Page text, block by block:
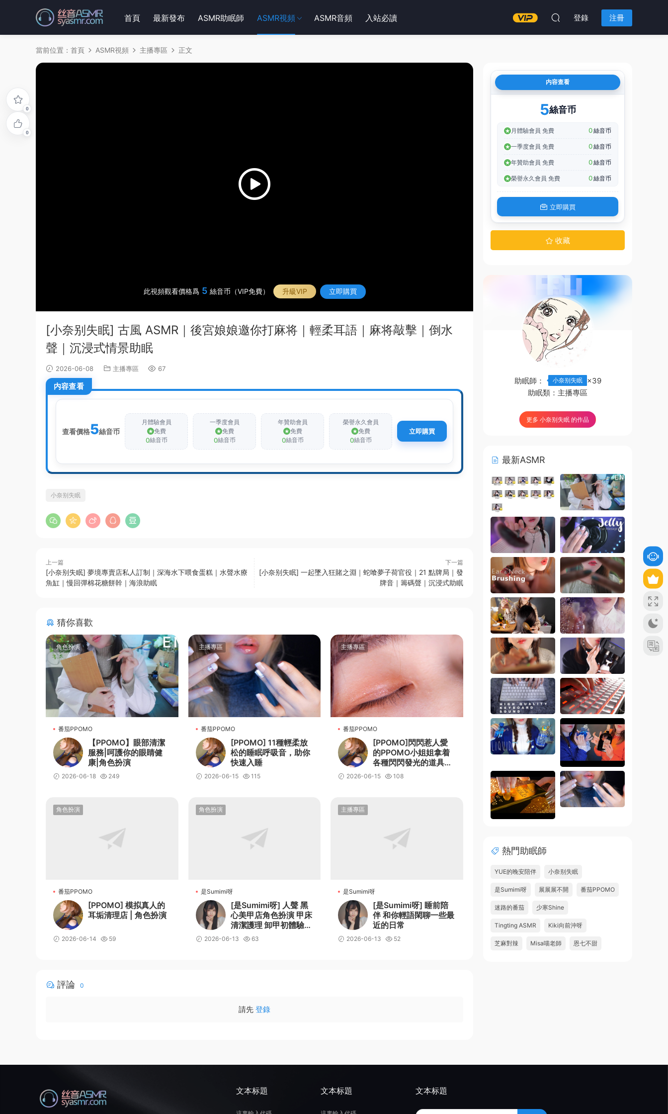
首頁 最新發布 ASMR助眠師 ASMR視頻 ASMR音頻 入站必讀 登錄 注冊
當前位置： 首頁 ASMR視頻 主播專區 正文
此視頻觀看價格爲 5 絲音币（VIP免費） 升級VIP 立即購買
[小奈别失眠] 古風 ASMR｜後宮娘娘邀你打麻将｜輕柔耳語｜麻将敲擊｜倒水
聲｜沉浸式情景助眠
2026-06-08 主播專區 67
内容查看
查看價格5絲音币
月體驗會員
免費
0絲音币
一季度會員
免費
0絲音币
年贊助會員
免費
0絲音币
榮譽永久會員
免費
0絲音币
立即購買
0
0
小奈别失眠
上一篇
[小奈别失眠] 夢境專賣店私人訂制｜深海水下喂食蛋糕｜水聲水療
魚缸｜慢回彈棉花糖餅幹｜海浪助眠
下一篇
[小奈别失眠] 一起墜入狂賭之淵｜蛇喰夢子荷官役｜21 點牌局｜發
牌音｜籌碼聲｜沉浸式助眠
猜你喜歡
角色扮演
番茄PPOMO
【PPOMO】眼部清潔
服務|呵護你的眼睛健
康|角色扮演
2026-06-18 249
主播專區
番茄PPOMO
[PPOMO] 11種輕柔放
松的睡眠呼吸音，助你
快速入睡
2026-06-15 115
主播專區
番茄PPOMO
[PPOMO]閃閃惹人愛
的PPOMO小姐姐拿着
各種閃閃發光的道具讓
你輕松進入夢鄉
2026-06-15 108
角色扮演
番茄PPOMO
[PPOMO] 模拟真人的
耳垢清理店 | 角色扮演
2026-06-14 59
角色扮演
是Sumimi呀
[是Sumimi呀] 人聲 黑
心美甲店角色扮演 甲床
清潔護理 卸甲初體驗
高保真無損 Sumimi
2026-06-13 63
主播專區
是Sumimi呀
[是Sumimi呀] 睡前陪
伴 和你輕語閑聊一些最
近的日常
2026-06-13 52
評論 0
請先 登錄
内容查看
5絲音币
月體驗會員 免費 0絲音币
一季度會員 免費 0絲音币
年贊助會員 免費 0絲音币
榮譽永久會員 免費 0絲音币
立即購買
收藏
助眠師： 小奈别失眠
×39
助眠類： 主播專區
更多 小奈别失眠 的作品
最新ASMR
熱門助眠師
YUE的晚安陪伴 小奈别失眠
是Sumimi呀 展展展不開 番茄PPOMO
迷路的番茄 少寒Shine
Tingting ASMR Kiki向前沖呀
芝麻對辣 Misa喵老師 恩七不甜
文本标題 文本标題 文本标題